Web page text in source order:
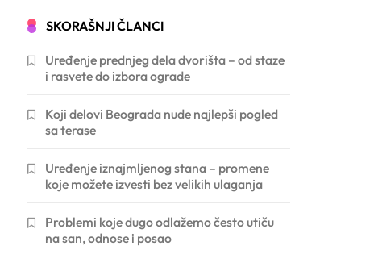
SKORAŠNJI ČLANCI
Uređenje prednjeg dela dvorišta – od staze
i rasvete do izbora ograde
Koji delovi Beograda nude najlepši pogled
sa terase
Uređenje iznajmljenog stana – promene
koje možete izvesti bez velikih ulaganja
Problemi koje dugo odlažemo često utiču
na san, odnose i posao